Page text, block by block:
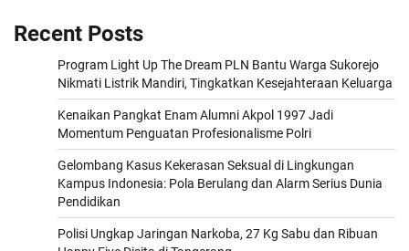
Recent Posts
Program Light Up The Dream PLN Bantu Warga Sukorejo
Nikmati Listrik Mandiri, Tingkatkan Kesejahteraan Keluarga
Kenaikan Pangkat Enam Alumni Akpol 1997 Jadi
Momentum Penguatan Profesionalisme Polri
Gelombang Kasus Kekerasan Seksual di Lingkungan
Kampus Indonesia: Pola Berulang dan Alarm Serius Dunia
Pendidikan
Polisi Ungkap Jaringan Narkoba, 27 Kg Sabu dan Ribuan